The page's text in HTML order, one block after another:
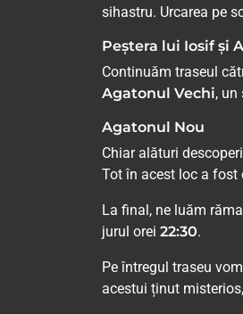
sihastru. Urcarea pe
Peștera lui Iosif și
Continuăm traseul
Agatonul Vechi,
Agatonul Nou
Chiar alături
Tot în acest loc a fost
La final, ne luăm
jurul orei 22:30.
Pe întregul traseu
acestui ținut